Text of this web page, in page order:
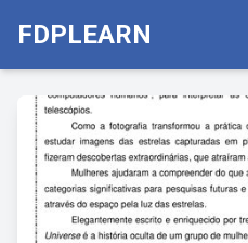
FDPLEARN